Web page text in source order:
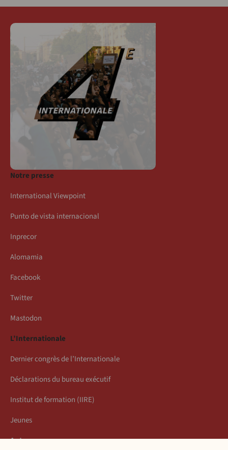
Notre presse
International Viewpoint
Punto de vista internacional
Inprecor
Alomamia
Facebook
Twitter
Mastodon
L’Internationale
Dernier congrès de l’Internationale
Déclarations du bureau exécutif
Institut de formation (IIRE)
Jeunes
Auteurs